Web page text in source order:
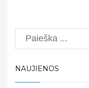
Search
NAUJIENOS